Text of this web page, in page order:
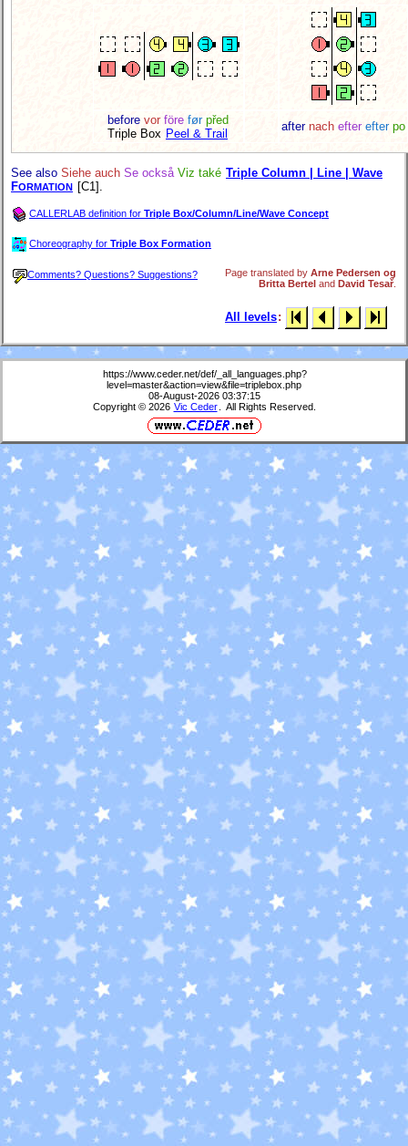
before vor före før před
Triple Box Peel & Trail
after nach efter efter po
See also Siehe auch Se också Viz také Triple Column | Line | Wave
FORMATION [C1].
CALLERLAB definition for Triple Box/Column/Line/Wave Concept
Choreography for Triple Box Formation
Comments? Questions? Suggestions? Page translated by Arne Pedersen og
Britta Bertel and David Tesař
All levels:
https://www.ceder.net/def/_all_languages.php?
level=master&action=view&file=triplebox.php
08-August-2026 03:37:15
Copyright © 2026 Vic Ceder . All Rights Reserved.